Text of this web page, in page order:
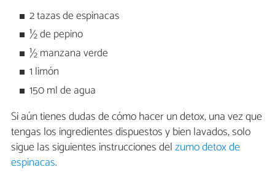
2 tazas de espinacas
½ de pepino
½ manzana verde
1 limón
150 ml de agua
Si aún tienes dudas de cómo hacer un detox, una vez que
tengas los ingredientes dispuestos y bien lavados, solo
sigue las siguientes instrucciones delzumo detox de
espinacas.